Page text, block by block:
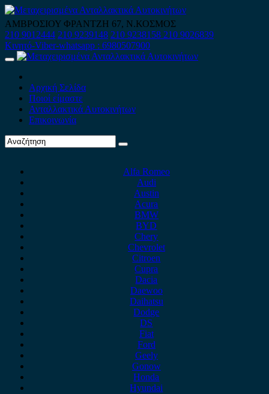
Skip
to
content
ΑΜΒΡΟΣΙΟΥ ΦΡΑΝΤΖΗ 67, Ν.ΚΟΣΜΟΣ
210 9012444 210 9239148 210 9238158 210 9026839
Κινητό-Viber-whatsapp : 6980507900
Primary
Αρχική Σελίδα
Ποιοί είμαστε
Ανταλλακτικά Αυτοκινήτων
Επικοινωνία
Alfa Romeo
Audi
Austin
Acura
BMW
BYD
Chery
Chevrolet
Citroen
Cupra
Dacia
Daewoo
Daihatsu
Dodge
DS
Fiat
Ford
Geely
Gonow
Honda
Hyundai